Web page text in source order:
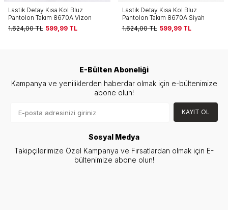
Lastik Detay Kısa Kol Bluz
Pantolon Takım 8670A Siyah
1.624,00TL 599,99 TL
Lastik Detay Kısa Kol Bluz
Pantolon Takım 8670A İndigo
1.624,00TL 599,99 TL
E-Bülten Aboneliği
Kampanya ve yeniliklerden haberdar olmak için e-bültenimize
abone olun!
KAYIT OL
Sosyal Medya
Takipçilerimize Özel Kampanya ve Fırsatlardan olmak için E-
bültenimize abone olun!